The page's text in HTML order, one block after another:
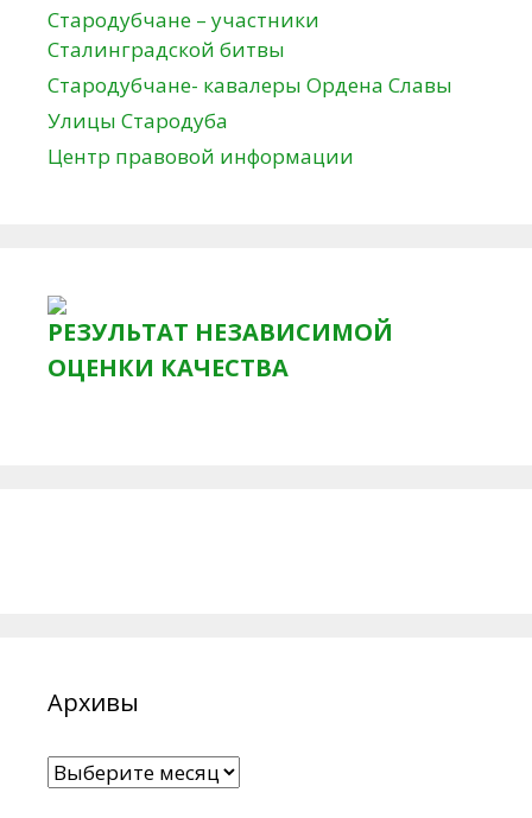
Стародубчане – участники
Сталинградской битвы
Стародубчане- кавалеры Ордена Славы
Улицы Стародуба
Центр правовой информации
РЕЗУЛЬТАТ НЕЗАВИСИМОЙ
ОЦЕНКИ КАЧЕСТВА
Архивы
Архивы